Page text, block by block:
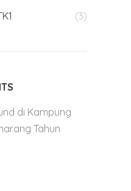
(3)
di Kampung
Tahun